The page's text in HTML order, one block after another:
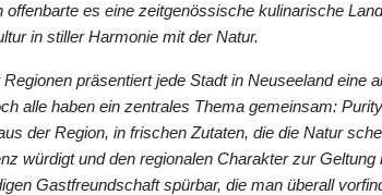
offenbarte es eine zeitgenössische kulinarische
in stiller Harmonie mit der Natur.
präsentiert jede Stadt in Neuseeland eine
alle haben ein zentrales Thema gemeinsam:
der Region, in frischen Zutaten, die die Natur
würdigt und den regionalen Charakter zur
Gastfreundschaft spürbar, die man überall